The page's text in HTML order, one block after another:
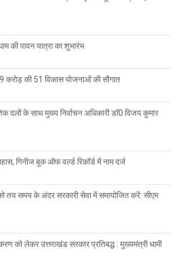
की पावन यात्रा का शुभारंभ
करोड़ की 51 विकास योजनाओं की सौगात
दलों के साथ मुख्य निर्वाचन अधिकारी डॉ0 विजय कुमार
गिनीज बुक ऑफ वर्ल्ड रिकॉर्ड में नाम दर्ज
तय समय के अंदर सरकारी सेवा में समायोजित करें: सीएम
को लेकर उत्तराखंड सरकार प्रतिबद्ध : मुख्यमंत्री धामी